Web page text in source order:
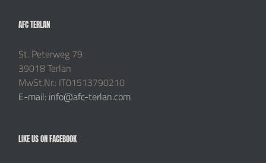
AFC TERLAN
St. Peterweg 79
39018 Terlan
MwSt.Nr.: IT01513790210
E-mail: info@afc-terlan.com
LIKE US ON FACEBOOK